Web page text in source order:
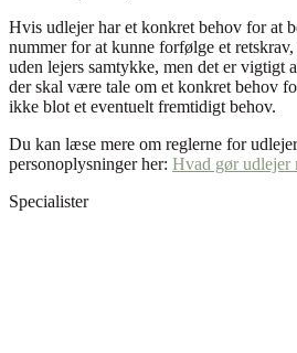
Hvis udlejer har et konkret behov for at
nummer for at kunne forfølge et
uden lejers samtykke, men det er vigtigt
der skal være tale om et konkret behov
ikke blot et eventuelt fremtidigt behov.
Du kan læse mere om reglerne for
personoplysninger her: Hvad gør udlejer
Specialister